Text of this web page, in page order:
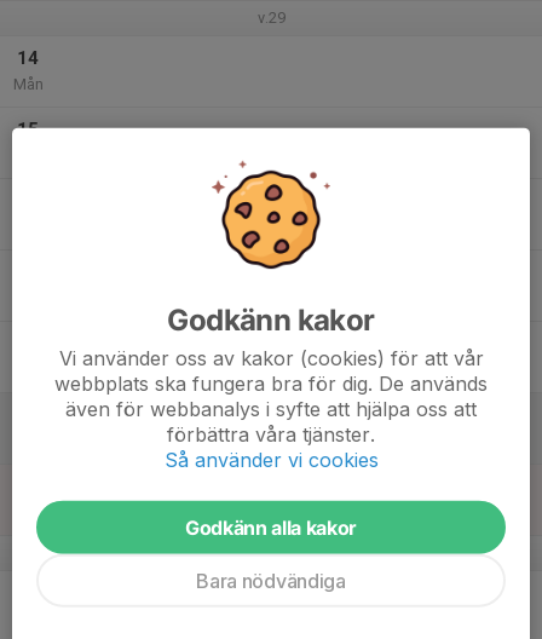
v.29
14
Mån
15
Sön
v.30
Godkänn kakor
Vi använder oss av kakor (cookies) för att vår
webbplats ska fungera bra för dig. De används
även för webbanalys i syfte att hjälpa oss att
förbättra våra tjänster.
Så använder vi cookies
Godkänn alla kakor
Bara nödvändiga